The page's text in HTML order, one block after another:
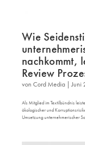
Wie
nachkommt,
Review
von Cord Media|Juni
Als Mitglied im Textilbündnis
ökologischer und
Umsetzung unternehmerischer